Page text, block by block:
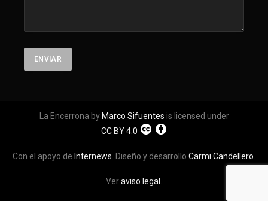
La Encerrona by Marco Sifuentes is licensed under
CC BY 4.0
Con el apoyo de Internews . Diseño y desarrollo Carmi Candellero
Veraviso legal